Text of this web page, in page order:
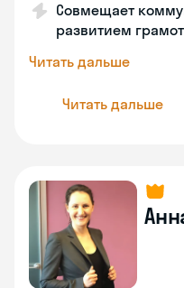
Совмещает
развитием
Читать дальше
Читать дальше